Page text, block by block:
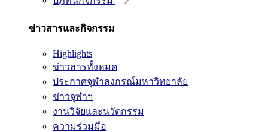
ข่าวสารและกิจกรรม
Highlights
ข่าวสารทั้งหมด
ประกาศจุฬาลงกรณ์มหาวิทยาลัย
ข่าวจุฬาฯ
งานวิจัยและนวัตกรรม
ความร่วมมือ